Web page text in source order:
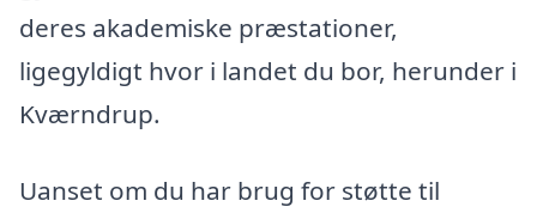
deres akademiske præstationer,
ligegyldigt hvor i landet du bor, herunder i
Kværndrup.
Uanset om du har brug for støtte til